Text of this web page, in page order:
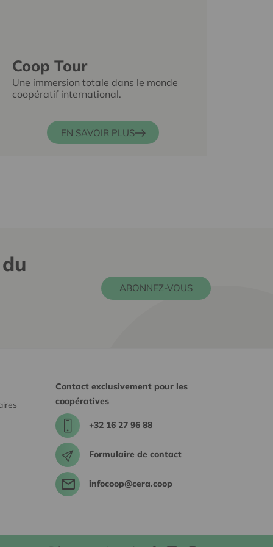
Coop Tour
Une immersion totale dans le monde
coopératif international.
EN SAVOIR PLUS
ABONNEZ-VOUS
Contact exclusivement pour les
coopératives
+32 16 27 96 88
Formulaire de contact
infocoop@cera.coop